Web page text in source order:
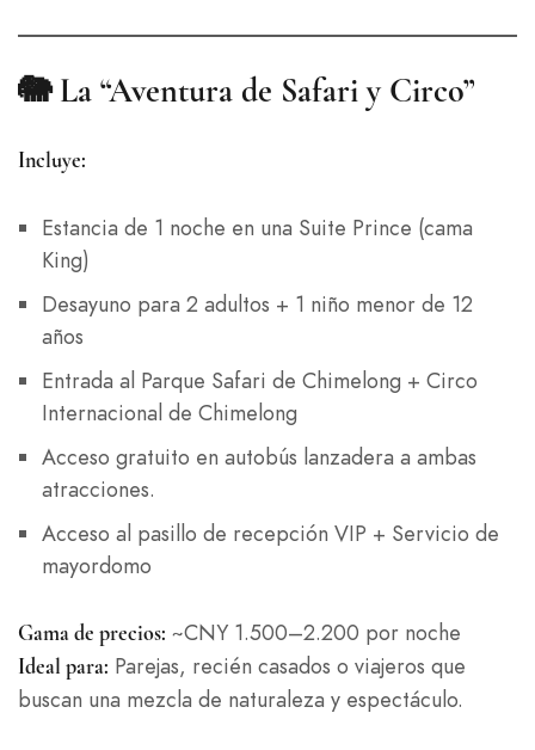
🐘La “Aventura de Safari y Circo”
Incluye:
Estancia de 1 noche en una Suite Prince (cama
King)
Desayuno para 2 adultos + 1 niño menor de 12
años
Entrada al Parque Safari de Chimelong + Circo
Internacional de Chimelong
Acceso gratuito en autobús lanzadera a ambas
atracciones.
Acceso al pasillo de recepción VIP + Servicio de
mayordomo
Gama de precios: ~CNY 1.500–2.200 por noche
Ideal para: Parejas, recién casados o viajeros que
buscan una mezcla de naturaleza y espectáculo.